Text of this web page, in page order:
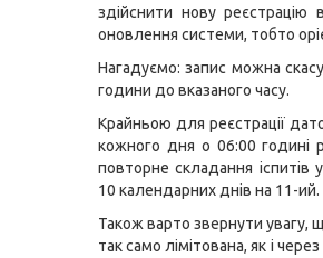
здійснити нову реєстрацію
оновлення системи, тобто
Нагадуємо: запис можна
години до вказаного часу.
Крайньою для реєстрації
кожного дня о 06:00 годині
повторне складання
10 календарних днів на 11-ий.
Також варто звернути увагу,
так само лімітована, як і